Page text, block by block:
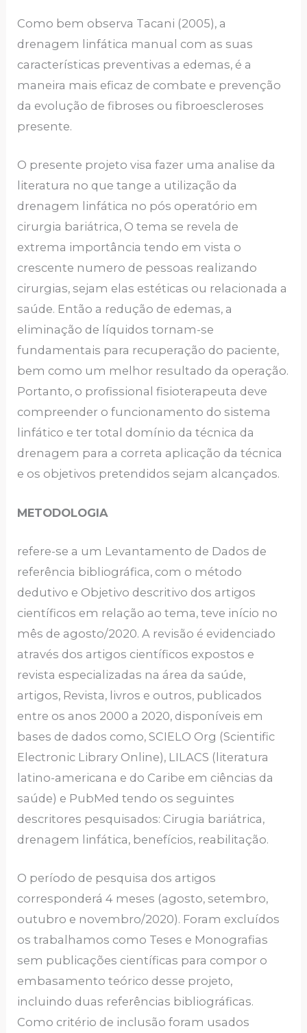
Como bem observa Tacani (2005), a
drenagem linfática manual com as suas
características preventivas a edemas, é a
maneira mais eficaz de combate e prevenção
da evolução de fibroses ou fibroescleroses
presente.
O presente projeto visa fazer uma analise da
literatura no que tange a utilização da
drenagem linfática no pós operatório em
cirurgia bariátrica, O tema se revela de
extrema importância tendo em vista o
crescente numero de pessoas realizando
cirurgias, sejam elas estéticas ou relacionada a
saúde. Então a redução de edemas, a
eliminação de líquidos tornam-se
fundamentais para recuperação do paciente,
bem como um melhor resultado da operação.
Portanto, o profissional fisioterapeuta deve
compreender o funcionamento do sistema
linfático e ter total domínio da técnica da
drenagem para a correta aplicação da técnica
e os objetivos pretendidos sejam alcançados.
METODOLOGIA
refere-se a um Levantamento de Dados de
referência bibliográfica, com o método
dedutivo e Objetivo descritivo dos artigos
científicos em relação ao tema, teve início no
mês de agosto/2020. A revisão é evidenciado
através dos artigos científicos expostos e
revista especializadas na área da saúde,
artigos, Revista, livros e outros, publicados
entre os anos 2000 a 2020, disponíveis em
bases de dados como, SCIELO Org (Scientific
Electronic Library Online), LILACS (literatura
latino-americana e do Caribe em ciências da
saúde) e PubMed tendo os seguintes
descritores pesquisados: Cirugia bariátrica,
drenagem linfática, benefícios, reabilitação.
O período de pesquisa dos artigos
corresponderá 4 meses (agosto, setembro,
outubro e novembro/2020). Foram excluídos
os trabalhamos como Teses e Monografias
sem publicações científicas para compor o
embasamento teórico desse projeto,
incluindo duas referências bibliográficas.
Como critério de inclusão foram usados